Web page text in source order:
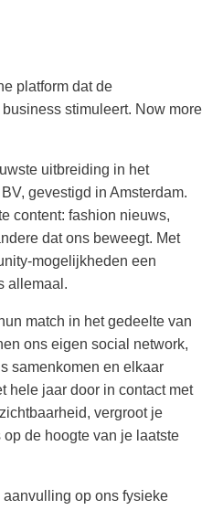
platform dat de
stimuleert. Now more
uitbreiding in het
gevestigd in Amsterdam.
content: fashion nieuws,
dat ons beweegt. Met
mogelijkheden een
allemaal.
match in het gedeelte van
ons eigen social network,
samenkomen en elkaar
hele jaar door in contact met
vergroot je
de hoogte van je laatste
op ons fysieke